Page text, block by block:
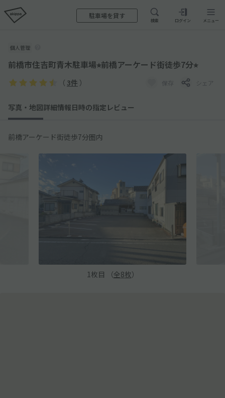
駐車場を貸す
検索 ログイン メニュー
個人管理
前橋市住吉町青木駐車場⭐︎前橋アーケード街徒歩7分⭐︎
（ 3件 ） 保存 シェア
写真・地図詳細情報日時の指定 レビュー
前橋アーケード街徒歩7分圏内
1 枚目 （全8枚）